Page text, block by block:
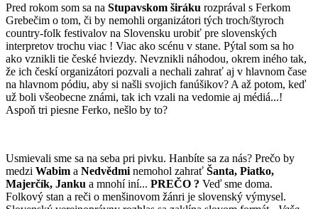
Pred rokom som sa na Stupavskom širáku rozprával s Ferkom
Grebečim o tom, či by nemohli organizátori tých troch/štyroch
country-folk festivalov na Slovensku urobiť pre slovenských
interpretov trochu viac ! Viac ako scénu v stane. Pýtal som sa ho
ako vznikli tie české hviezdy. Nevznikli náhodou, okrem iného tak,
že ich českí organizátori pozvali a nechali zahrať aj v hlavnom čase
na hlavnom pódiu, aby si našli svojich fanúšikov? A až potom, keď
už boli všeobecne známi, tak ich vzali na vedomie aj médiá...!
Aspoň tri piesne Ferko, nešlo by to?
Usmievali sme sa na seba pri pivku. Hanbíte sa za nás? Prečo by
medzi Wabim a Nedvědmi nemohol zahrať Šanta, Piatko,
Majerčík, Janku a mnohí iní... PREČO ? Veď sme doma.
Folkový stan a reči o menšinovom žánri je slovenský výmysel.